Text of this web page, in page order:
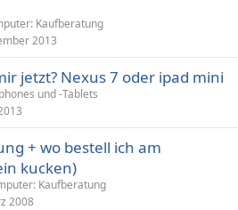
Kaufberatung
2013
jetzt? Nexus 7 oder ipad mini
und -Tablets
+ wo bestell ich am
kucken)
Kaufberatung
2008